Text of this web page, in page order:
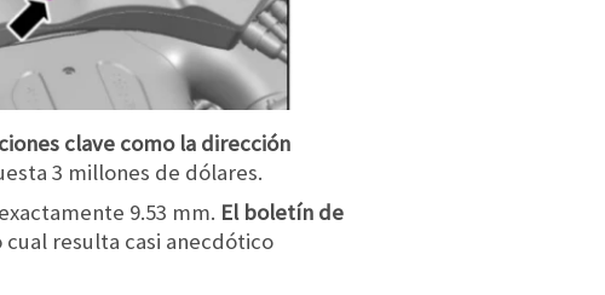
clave como la dirección
3 millones de dólares.
9.53 mm. El boletín de
cual resulta casi anecdótico